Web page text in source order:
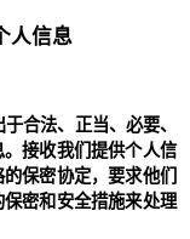
人信息
合法、正当、必要、
接收我们提供个人信
保密协定，要求他们
密和安全措施来处理